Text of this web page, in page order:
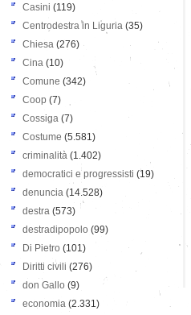
Casini (119)
Centrodestra in Liguria (35)
Chiesa (276)
Cina (10)
Comune (342)
Coop (7)
Cossiga (7)
Costume (5.581)
criminalità (1.402)
democratici e progressisti (19)
denuncia (14.528)
destra (573)
destradipopolo (99)
Di Pietro (101)
Diritti civili (276)
don Gallo (9)
economia (2.331)